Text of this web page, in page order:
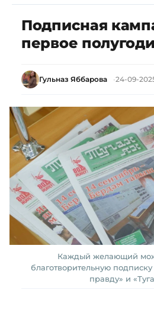
Подписная
первое
Гульназ Яббарова 24-09-
Каждый желающий
благотворительную
правду» и